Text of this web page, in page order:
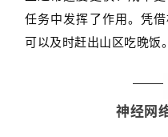
任务中发挥了作用。凭
可以及时赶出山区吃晚饭。
神经网